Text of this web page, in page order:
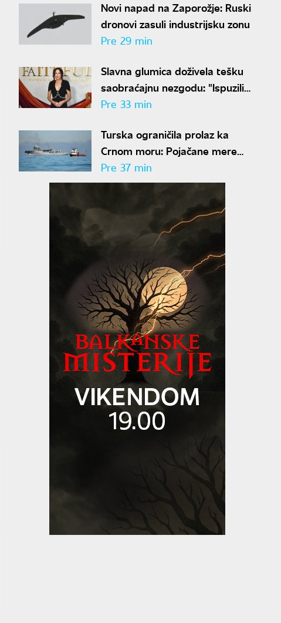
Novi napad na Zaporožje: Ruski
dronovi zasuli industrijsku zonu
Pre 29 min
Slavna glumica doživela tešku
saobraćajnu nezgodu: "Ispuzili
smo iz automobila"
Pre 33 min
Turska ograničila prolaz ka
Crnom moru: Pojačane mere
zbog napada na brodove
Pre 37 min